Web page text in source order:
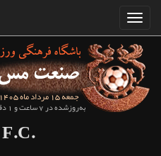
جمعه 15 مرداد ماه 1405
به‌روزشده در 7 ساعت و 1 دقیقه قبل
F.C.